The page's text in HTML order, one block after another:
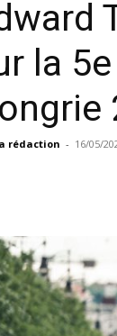
la
rédaction - 16/05/